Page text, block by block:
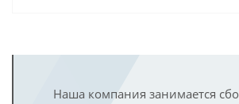
Наша компания занимается